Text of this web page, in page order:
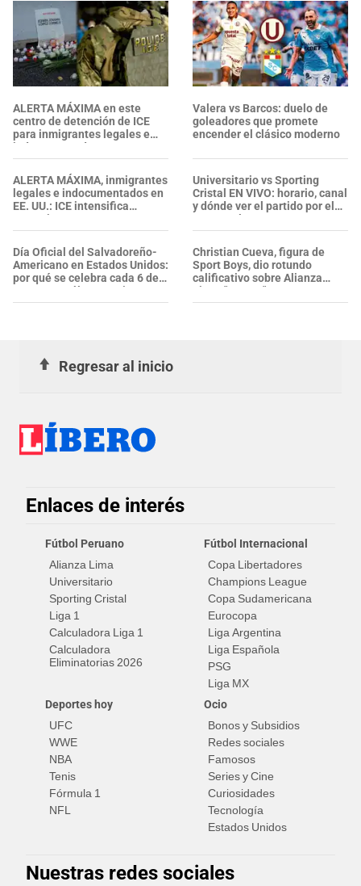
ALERTA MÁXIMA en este
centro de detención de ICE
para inmigrantes legales e
indocumentados en EE. UU.:
SALVADOREÑO falleció tras
sufrir una "emergencia
médica"
ALERTA MÁXIMA, inmigrantes
legales e indocumentados en
EE. UU.: ICE intensifica
operativos en aeropuertos y
arresta a NUMEROSOS
EXTRANJEROS en un solo día
Día Oficial del Salvadoreño-
Americano en Estados Unidos:
por qué se celebra cada 6 de
agosto y cuál es su origen
Valera vs Barcos: duelo de
goleadores que promete
encender el clásico moderno
Universitario vs Sporting
Cristal EN VIVO: horario, canal
y dónde ver el partido por el
Torneo Clausura 2026
Christian Cueva, figura de
Sport Boys, dio rotundo
calificativo sobre Alianza
Lima: "Es un..."
Regresar al inicio
Enlaces de interés
Fútbol Peruano
Alianza Lima
Universitario
Sporting Cristal
Liga 1
Calculadora Liga 1
Calculadora
Eliminatorias 2026
Fútbol Internacional
Copa Libertadores
Champions League
Copa Sudamericana
Eurocopa
Liga Argentina
Liga Española
PSG
Liga MX
Deportes hoy
UFC
WWE
NBA
Tenis
Fórmula 1
NFL
Ocio
Bonos y Subsidios
Redes sociales
Famosos
Series y Cine
Curiosidades
Tecnología
Estados Unidos
Nuestras redes sociales